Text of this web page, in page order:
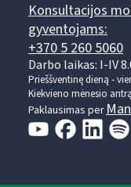
Konsultacijos
gyventojams:
+370 5 260 5060
Darbo laikas: I-IV
Prieššventinę dieną -
Kiekvieno mėnesio
Paklausimas per